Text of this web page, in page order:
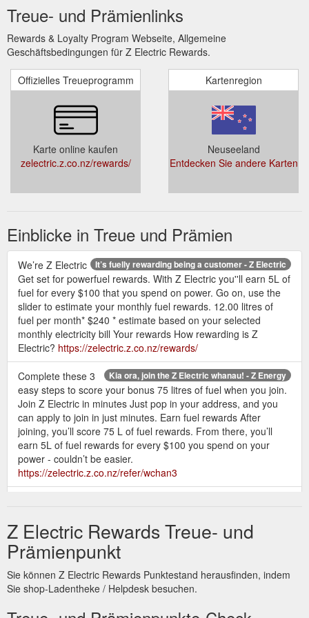
Treue- und Prämienlinks
Rewards & Loyalty Program Webseite, Allgemeine
Geschäftsbedingungen für Z Electric Rewards.
Offizielles Treueprogramm
Karte online kaufen
zelectric.z.co.nz/rewards/
Kartenregion
Neuseeland
Entdecken Sie andere Karten
Einblicke in Treue und Prämien
It’s fuelly rewarding being a customer - Z Electric
We’re Z Electric
Get set for powerfuel rewards. With Z Electric you''ll earn 5L of
fuel for every $100 that you spend on power. Go on, use the
slider to estimate your monthly fuel rewards. 12.00 litres of
fuel per month* $240 * estimate based on your selected
monthly electricity bill Your rewards How rewarding is Z
Electric? https://zelectric.z.co.nz/rewards/
Kia ora, join the Z Electric whanau! - Z Energy
Complete these 3
easy steps to score your bonus 75 litres of fuel when you join.
Join Z Electric in minutes Just pop in your address, and you
can apply to join in just minutes. Earn fuel rewards After
joining, you’ll score 75 L of fuel rewards. From there, you’ll
earn 5L of fuel rewards for every $100 you spend on your
power - couldn’t be easier.
https://zelectric.z.co.nz/refer/wchan3
everyday power spend. Earn 5L of fuel rewards for every $100
you spend on your power, plus get a full tank of gas just by
joining.https://zelectric.z.co.nz/loyalty-nz/
Z Electric - home of great fuel rewards with power spend
Join Z
Electric in minutes Just pop in your address, and you can
apply to join in just minutes. Earn fuel rewards After joining,
Z Electric Rewards Treue- und
Prämienpunkt
Sie können Z Electric Rewards Punktestand herausfinden, indem
Sie shop-Ladentheke / Helpdesk besuchen.